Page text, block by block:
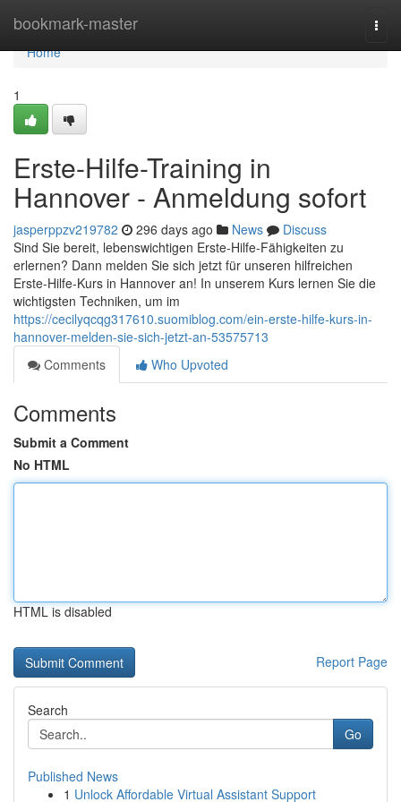
bookmark-master
Home
Home
1
Erste-Hilfe-Training in
Hannover - Anmeldung sofort
jasperppzv219782 296 days ago News
Discuss
Sind Sie bereit, lebenswichtigen Erste-Hilfe-Fähigkeiten zu
erlernen? Dann melden Sie sich jetzt für unseren hilfreichen
Erste-Hilfe-Kurs in Hannover an! In unserem Kurs lernen Sie die
wichtigsten Techniken, um im
https://cecilyqcqg317610.suomiblog.com/ein-erste-hilfe-kurs-in-
hannover-melden-sie-sich-jetzt-an-53575713
Comments
Who Upvoted
Comments
Submit a Comment
No HTML
HTML is disabled
Report Page
Search
Go
Published News
1 Unlock Affordable Virtual Assistant Support